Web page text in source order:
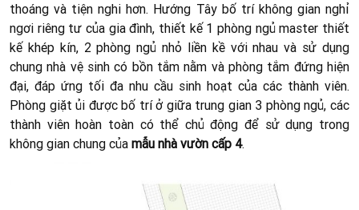
thoáng và tiện nghi hơn. Hướng Tây bố trí không gian nghỉ
ngơi riêng tư của gia đình, thiết kế 1 phòng ngủ master thiết
kế khép kín, 2 phòng ngủ nhỏ liền kề với nhau và sử dụng
chung nhà vệ sinh có bồn tắm nằm và phòng tắm đứng hiện
đại, đáp ứng tối đa nhu cầu sinh hoạt của các thành viên.
Phòng giặt ủi được bố trí ở giữa trung gian 3 phòng ngủ, các
thành viên hoàn toàn có thể chủ động để sử dụng trong
không gian chung của mẫu nhà vườn cấp 4.